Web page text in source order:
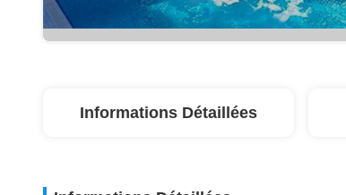
Informations Détaillées